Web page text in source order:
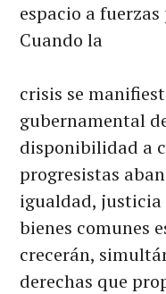
espacio a
Cuando la
crisis se
gubernamental
disponibilidad a
progresistas
igualdad, justicia
bienes comunes
crecerán,
derechas que